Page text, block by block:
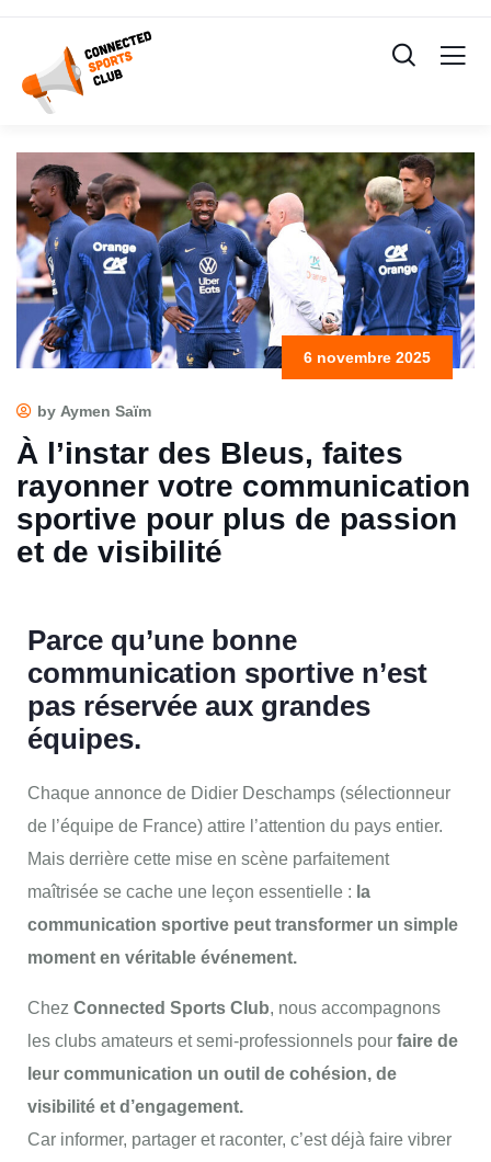
6 novembre 2025
by Aymen Saïm
À l’instar des Bleus, faites
rayonner votre communication
sportive pour plus de passion
et de visibilité
Parce qu’une bonne
communication sportive n’est
pas réservée aux grandes
équipes.
Chaque annonce de Didier Deschamps (sélectionneur
de l’équipe de France) attire l’attention du pays entier.
Mais derrière cette mise en scène parfaitement
maîtrisée se cache une leçon essentielle : la
communication sportive peut transformer un simple
moment en véritable événement.
Chez Connected Sports Club, nous accompagnons
les clubs amateurs et semi-professionnels pour faire de
leur communication un outil de cohésion, de
visibilité et d’engagement.
Car informer, partager et raconter, c’est déjà faire vibrer